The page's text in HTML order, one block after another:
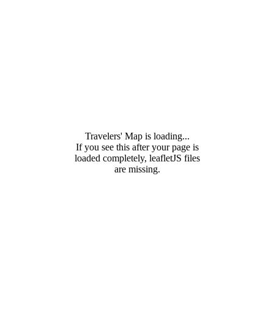
Travelers' Map is loading...
If you see this after your page is
loaded completely, leafletJS files
are missing.